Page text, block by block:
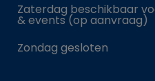
Zaterdag beschikbaar
& events (op aanvraag)
Zondag gesloten